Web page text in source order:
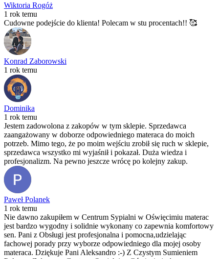
Wiktoria Rogóż
1 rok temu
Cudowne podejście do klienta! Polecam w stu procentach!! 🥰
Konrad Zaborowski
1 rok temu
Dominika
1 rok temu
Jestem zadowolona z zakopów w tym sklepie. Sprzedawca
zaangażowany w doborze odpowiedniego materaca do moich
potrzeb. Mimo tego, że po moim wejściu zrobił się ruch w sklepie,
sprzedawca wszystko mi wyjaśnił i pokazał. Duża wiedza i
profesjonalizm. Na pewno jeszcze wrócę po kolejny zakup.
Paweł Polanek
1 rok temu
Nie dawno zakupiłem w Centrum Sypialni w Oświęcimiu materac
jest bardzo wygodny i solidnie wykonany co zapewnia komfortowy
sen. Pani z Obsługi jest profesjonalna i pomocna,udzielając
fachowej porady przy wyborze odpowiedniego dla mojej osoby
materaca. Dziękuje Pani Aleksandro :-) Z Czystym Sumieniem